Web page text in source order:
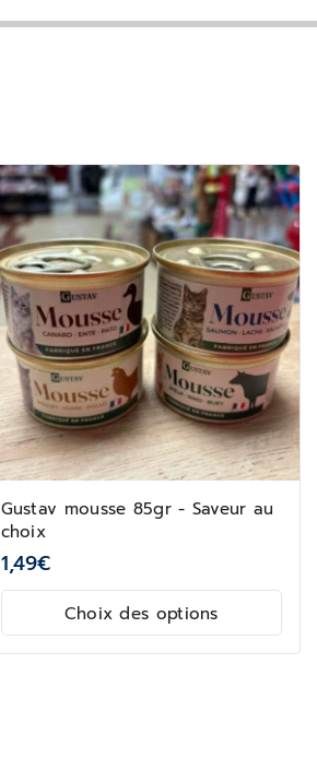
Gustav mousse 85gr - Saveur au
choix
1,49€
Choix des options